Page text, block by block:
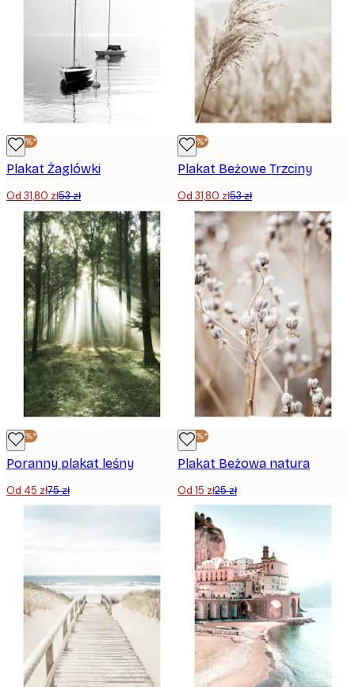
-40%*
Plakat Żaglówki
Od 31,80 zł53 zł
-40%*
Plakat Beżowe Trzciny
Od 31,80 zł53 zł
-40%*
Poranny plakat leśny
Od 45 zł75 zł
-40%*
Plakat Beżowa natura
Od 15 zł25 zł